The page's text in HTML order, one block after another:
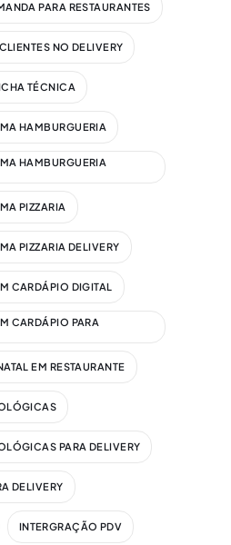
PARA RESTAURANTES
NO DELIVERY
TÉCNICA
HAMBURGUERIA
HAMBURGUERIA
PIZZARIA
PIZZARIA DELIVERY
CARDÁPIO DIGITAL​
CARDÁPIO PARA
EM RESTAURANTE
PARA DELIVERY
DELIVERY
INTERGRAÇÃO PDV